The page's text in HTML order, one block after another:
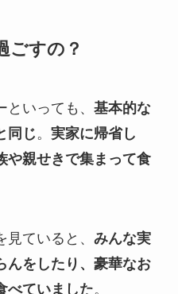
ごすの？
いっても、 基本的な
同じ。 実家に帰省し
や親せきで集まって食
ていると、 みんな実
んをしたり、豪華なお
べていました。